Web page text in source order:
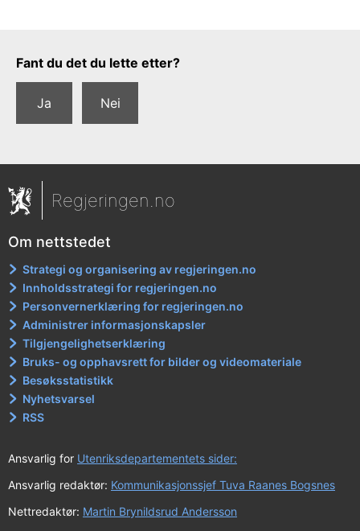
Tilbakemeldingsskjema
Fant du det du lette etter?
Ja Nei
Regjeringen.no
Om nettstedet
Strategi og organisering av regjeringen.no
Innholdsstrategi for regjeringen.no
Personvernerklæring for regjeringen.no
Administrer informasjonskapsler
Tilgjengelighetserklæring
Bruks- og opphavsrett for bilder og videomateriale
Besøksstatistikk
Nyhetsvarsel
RSS
Ansvarlig for Utenriksdepartementets sider:
Ansvarlig redaktør: Kommunikasjonssjef Tuva Raanes Bogsnes
Nettredaktør: Martin Brynildsrud Andersson